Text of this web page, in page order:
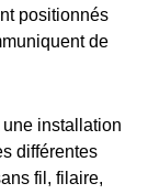
positionnés
de
installation
différentes
fil, filaire,